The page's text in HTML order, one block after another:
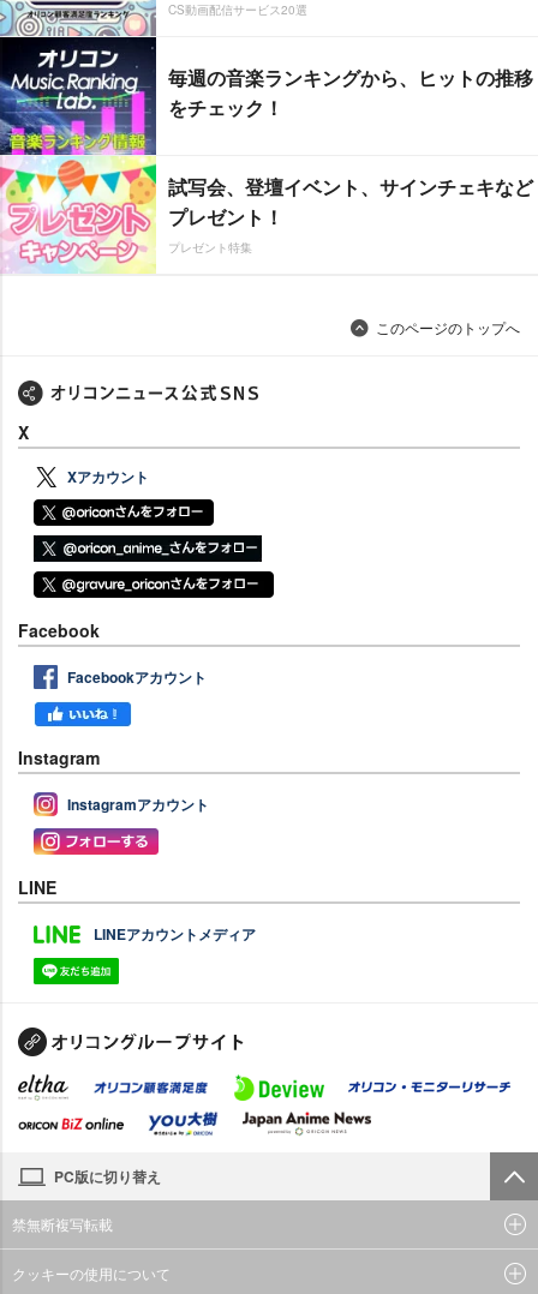
CS動画配信サービス20選
毎週の音楽ランキングから、ヒットの推移
をチェック！
試写会、登壇イベント、サインチェキなど
プレゼント！
プレゼント特集
このページのトップへ
X
Xアカウント
Facebook
Facebookアカウント
Instagram
Instagramアカウント
LINE
LINEアカウントメディア
PC版に切り替え
禁無断複写転載
クッキーの使用について